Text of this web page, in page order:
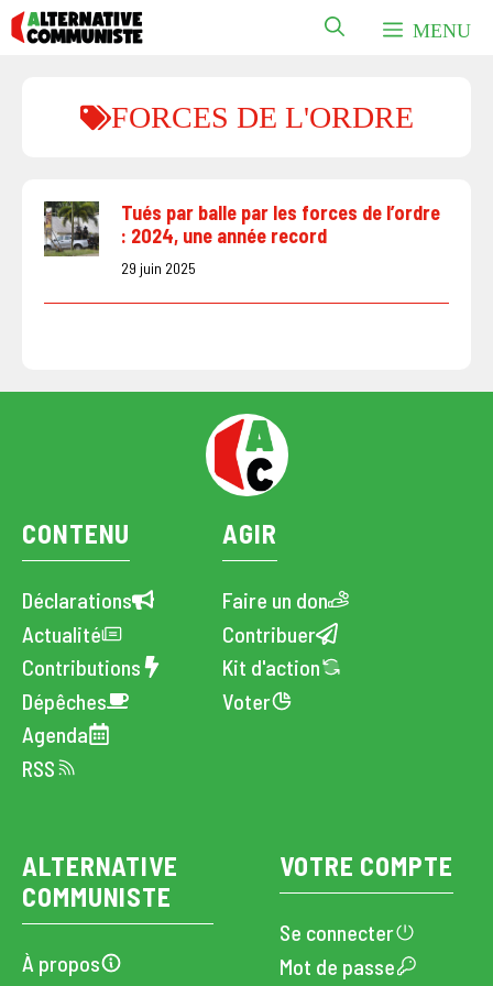
Aller
au
MENU
FORCES DE L'ORDRE
Tués par balle par les forces de l’ordre
: 2024, une année record
29 juin 2025
CONTENU
Déclarations
Actualité
Contributions
Dépêches
Agenda
RSS
AGIR
Faire un don
Contribuer
Kit d'action
Voter
ALTERNATIVE
COMMUNISTE
À propos
VOTRE COMPTE
Se connecter
Mot de passe